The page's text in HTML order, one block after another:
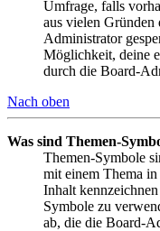
Umfrage, falls
aus vielen Gründen
Administrator
Möglichkeit, deine
durch die Board-
Nach oben
Was sind Themen-
Themen-Symbole
mit einem Thema in
Inhalt
Symbole zu
ab, die die Board-